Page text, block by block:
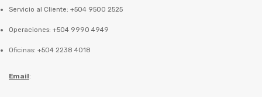
Servicio al Cliente: +504 9500 2525
Operaciones: +504 9990 4949
Oficinas: +504 2238 4018
Email: